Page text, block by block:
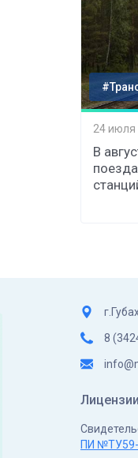
24 июля
В
8
ПИ №ТУ59-